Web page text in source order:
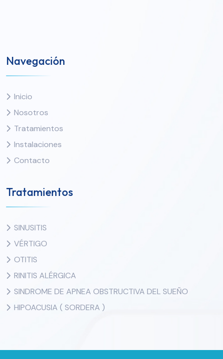
Navegación
Inicio
Nosotros
Tratamientos
Instalaciones
Contacto
Tratamientos
SINUSITIS
VÉRTIGO
OTITIS
RINITIS ALÉRGICA
SINDROME DE APNEA OBSTRUCTIVA DEL SUEÑO
HIPOACUSIA ( SORDERA )